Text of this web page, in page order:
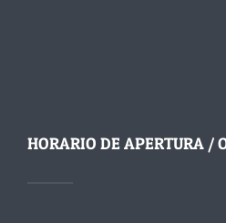
HORARIO DE APERTURA /